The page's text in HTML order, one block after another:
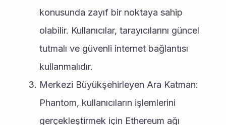
konusunda zayıf bir noktaya sahip
olabilir. Kullanıcılar, tarayıcılarını güncel
tutmalı ve güvenli internet bağlantısı
kullanmalıdır.
Merkezi Büyükşehirleyen Ara Katman:
Phantom, kullanıcıların işlemlerini
gerçekleştirmek için Ethereum ağı